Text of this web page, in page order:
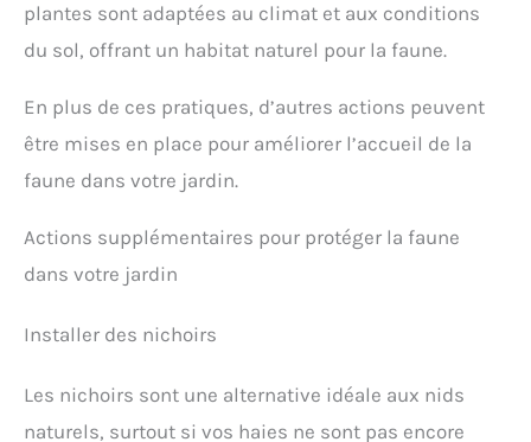
plantes sont adaptées au climat et aux conditions
du sol, offrant un habitat naturel pour la faune.
En plus de ces pratiques, d’autres actions peuvent
être mises en place pour améliorer l’accueil de la
faune dans votre jardin.
Actions supplémentaires pour protéger la faune
dans votre jardin
Installer des nichoirs
Les nichoirs sont une alternative idéale aux nids
naturels, surtout si vos haies ne sont pas encore